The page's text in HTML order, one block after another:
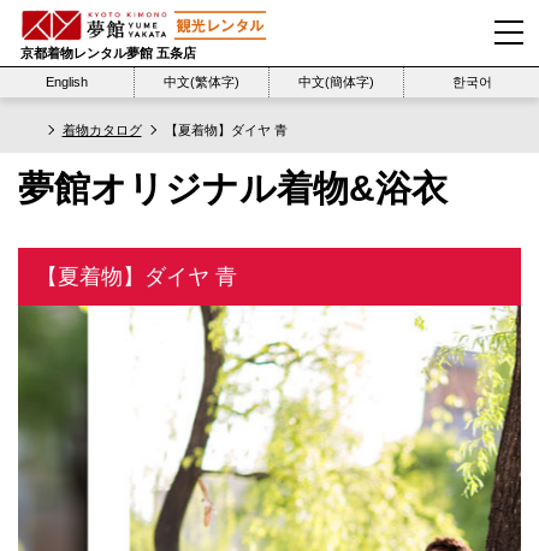
京都着物レンタル夢館 五条店
English
中文(繁体字) 中文(簡体字) 한국어
着物カタログ 【夏着物】ダイヤ 青
夢館オリジナル着物&浴衣
【夏着物】ダイヤ 青